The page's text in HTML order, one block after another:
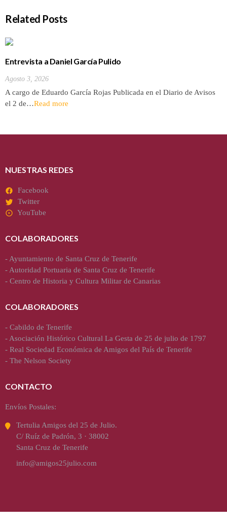
Related Posts
Entrevista a Daniel García Pulido
Agosto 3, 2026
A cargo de Eduardo García Rojas Publicada en el Diario de Avisos
el 2 de…Read more
NUESTRAS REDES
Facebook
Twitter
YouTube
COLABORADORES
- Ayuntamiento de Santa Cruz de Tenerife
- Autoridad Portuaria de Santa Cruz de Tenerife
- Centro de Historia y Cultura Militar de Canarias
COLABORADORES
- Cabildo de Tenerife
- Asociación Histórico Cultural La Gesta de 25 de julio de 1797
- Real Sociedad Económica de Amigos del País de Tenerife
- The Nelson Society
CONTACTO
Envíos Postales:
Tertulia Amigos del 25 de Julio.
C/ Ruíz de Padrón, 3 · 38002
Santa Cruz de Tenerife
info@amigos25julio.com